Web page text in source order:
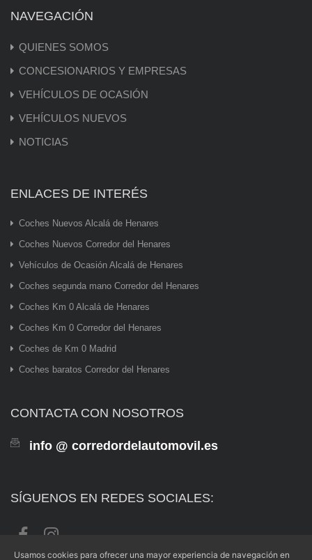
NAVEGACIÓN
QUIENES SOMOS
CONCESIONARIOS Y EMPRESAS
VEHÍCULOS DE OCASIÓN
VEHÍCULOS NUEVOS
NOTICIAS
ENLACES DE INTERÉS
Coches Nuevos Alcalá de Henares
Coches Nuevos Corredor del Henares
Vehículos de Ocasión Alcalá de Henares
Coches segunda mano Corredor del Henares
Coches Km 0 Alcalá de Henares
Coches Km 0 Corredor del Henares
Coches de Km 0 Madrid
Coches baratos Corredor del Henares
CONTACTA CON NOSOTROS
info @ corredordelautomovil.es
SÍGUENOS EN REDES SOCIALES:
Usamos cookies para ofrecer una mayor experiencia de navegación en